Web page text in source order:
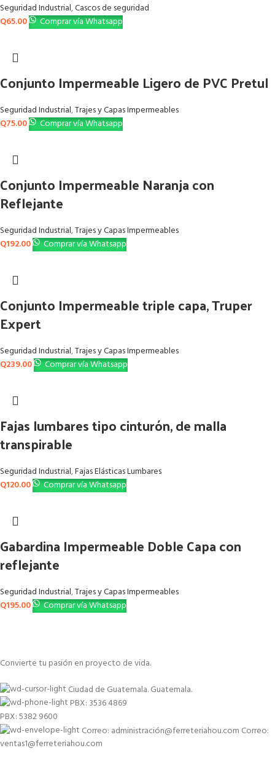
Seguridad Industrial,Cascos de seguridad
Q65.00 Comprar vía Whatsapp
Conjunto Impermeable Ligero de PVC Pretul
Seguridad Industrial,Trajes y Capas Impermeables
Q75.00 Comprar vía Whatsapp
Conjunto Impermeable Naranja con
Reflejante
Seguridad Industrial,Trajes y Capas Impermeables
Q192.00 Comprar vía Whatsapp
Conjunto Impermeable triple capa, Truper
Expert
Seguridad Industrial,Trajes y Capas Impermeables
Q239.00 Comprar vía Whatsapp
Fajas lumbares tipo cinturón, de malla
transpirable
Seguridad Industrial,Fajas Elásticas Lumbares
Q120.00 Comprar vía Whatsapp
Gabardina Impermeable Doble Capa con
reflejante
Seguridad Industrial,Trajes y Capas Impermeables
Q195.00 Comprar vía Whatsapp
Convierte tu pasión en proyecto de vida.
Ciudad de Guatemala. Guatemala.
PBX: 3536 4869
PBX: 5382 9600
Correo: administración@ferreteriahou.com Correo:
ventas1@ferreteriahou.com